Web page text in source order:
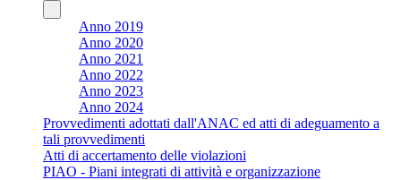
Anno 2019
Anno 2020
Anno 2021
Anno 2022
Anno 2023
Anno 2024
Provvedimenti adottati dall'ANAC ed atti di adeguamento a
tali provvedimenti
Atti di accertamento delle violazioni
PIAO - Piani integrati di attività e organizzazione